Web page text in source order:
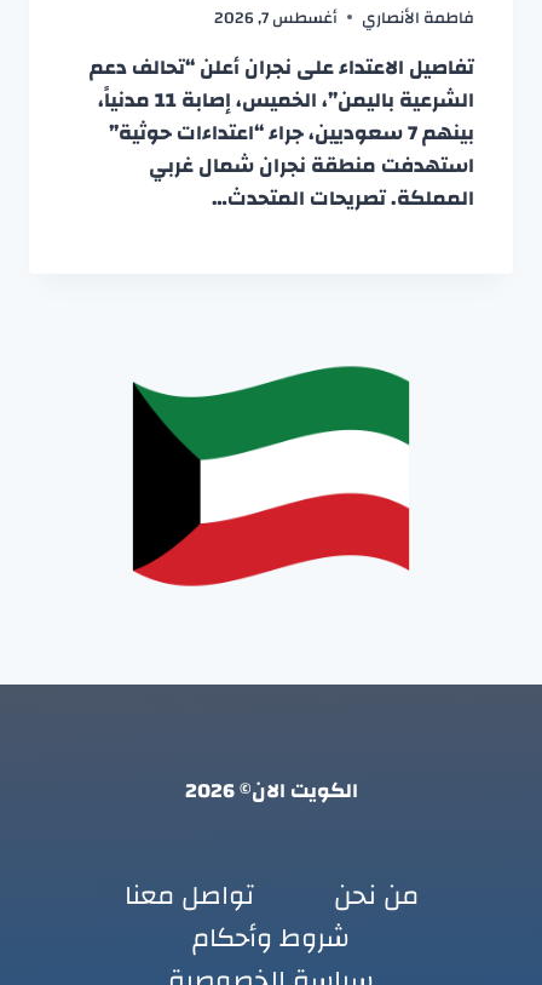
فاطمة الأنصاري أغسطس 7, 2026
تفاصيل الاعتداء على نجران أعلن “تحالف دعم
الشرعية باليمن”، الخميس، إصابة 11 مدنياً،
بينهم 7 سعوديين، جراء “اعتداءات حوثية”
استهدفت منطقة نجران شمال غربي
المملكة. تصريحات المتحدث…
الكويت الان© 2026
من نحن
تواصل معنا
شروط وأحكام